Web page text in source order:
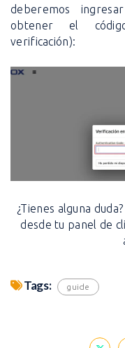
deberemos
obtener el
verificación):
¿Tienes alguna
desde tu panel de
Tags: guide